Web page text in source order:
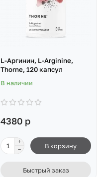
L-Аргинин, L-Arginine,
Thorne, 120 капсул
В наличии
4380 р
В корзину
Быстрый заказ